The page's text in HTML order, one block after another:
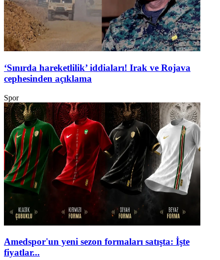
‘Sınırda hareketlilik’ iddiaları! Irak ve Rojava
cephesinden açıklama
Spor
Amedspor'un yeni sezon formaları satışta: İşte
fiyatlar...